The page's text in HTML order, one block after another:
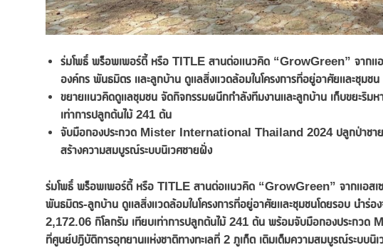
ร่มโพธิ์ พร็อพเพอร์ตี้ หรือTITLE สานต่อแนวคิด “GrowGreen” จากแอ
องค์กร พันธมิตร และลูกบ้าน ดูแลสิ่งแวดล้อมในโครงการที่อยู่อาศัยและชุมชน
ขยายแนวคิดดูแลชุมชน จัดกิจกรรมผนึกกำลังทีมงานและลูกบ้าน เก็บขยะริมห
เท่าการปลูกต้นไม้ 241 ต้น
จับมือกองประกวด Mister International Thailand 2024 ปลูกป่าชายเ
สร้างความสมบูรณ์ระบบนิเวศชายฝั่ง
ร่มโพธิ์ พร็อพเพอร์ตี้ หรือ TITLE สานต่อแนวคิด “GrowGreen” จากแอสเซ
พันธมิตร-ลูกบ้าน ดูแลสิ่งแวดล้อมในโครงการที่อยู่อาศัยและชุมชนโดยรอบ นำร่อ
2,172.06 กิโลกรัม เทียบเท่าการปลูกต้นไม้ 241 ต้น พร้อมจับมือกองประ
ที่ศูนย์ปฎิบัติการอุทยานแห่งชาติทางทะเลที่ 2 ภูเก็ต เติมเต็มความสมบูรณ์ระบบนิ